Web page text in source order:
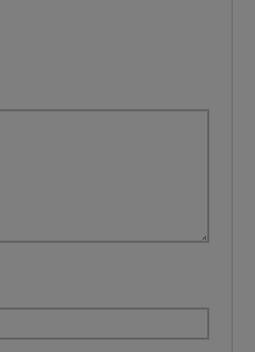
zasad korzystania z portalu